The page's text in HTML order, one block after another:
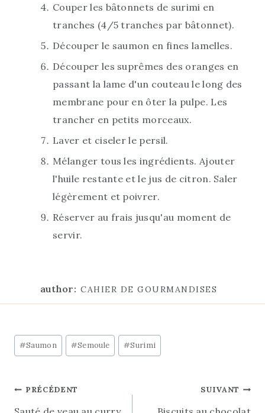
Couper les bâtonnets de surimi en
tranches (4/5 tranches par bâtonnet).
Découper le saumon en fines lamelles.
Découper les suprêmes des oranges en
passant la lame d'un couteau le long des
membrane pour en ôter la pulpe. Les
trancher en petits morceaux.
Laver et ciseler le persil.
Mélanger tous les ingrédients. Ajouter
l'huile restante et le jus de citron. Saler
légèrement et poivrer.
Réserver au frais jusqu'au moment de
servir.
author: CAHIER DE GOURMANDISES
Étiquettes
de
publication :
#Saumon #Semoule #Surimi
Navigation
PRÉCÉDENT SUIVANT